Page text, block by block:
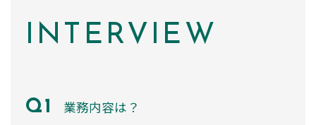
INTERVIEW
業務内容は？